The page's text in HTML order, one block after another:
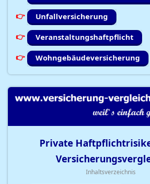
Unfallversicherung
Veranstaltungshaftpflicht
Wohngebäudeversicherung
Private
Inhaltsverzeichnis